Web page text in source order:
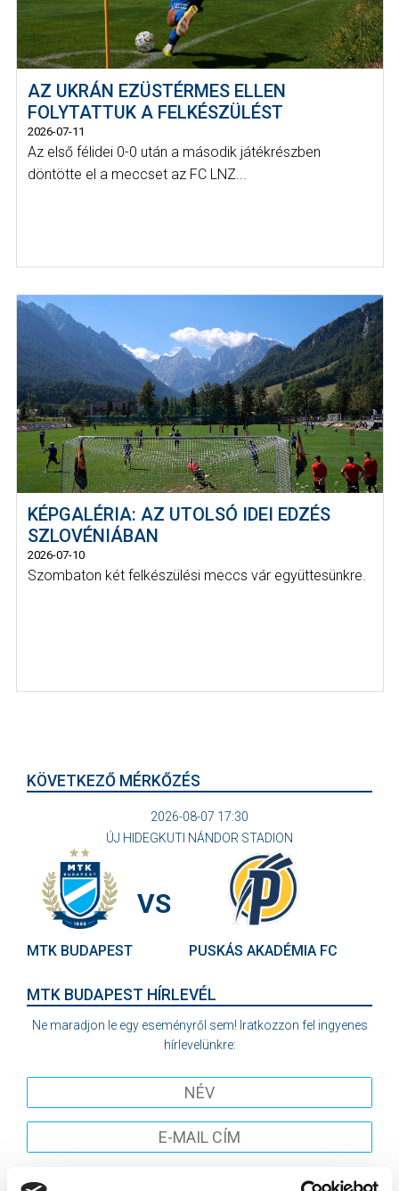
AZ UKRÁN EZÜSTÉRMES ELLEN
FOLYTATTUK A FELKÉSZÜLÉST
2026-07-11
Az első félidei 0-0 után a második játékrészben
döntötte el a meccset az FC LNZ...
KÉPGALÉRIA: AZ UTOLSÓ IDEI EDZÉS
SZLOVÉNIÁBAN
2026-07-10
Szombaton két felkészülési meccs vár együttesünkre.
KÖVETKEZŐ MÉRKŐZÉS
2026-08-07 17:30
ÚJ HIDEGKUTI NÁNDOR STADION
MTK BUDAPEST
VS
PUSKÁS AKADÉMIA FC
MTK BUDAPEST HÍRLEVÉL
Ne maradjon le egy eseményről sem! Iratkozzon fel ingyenes
hírlevelünkre: